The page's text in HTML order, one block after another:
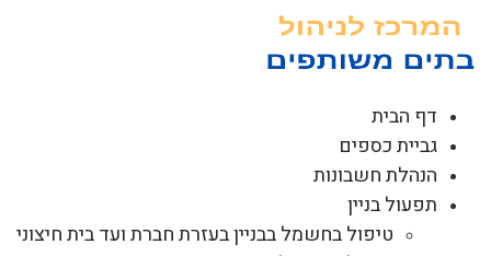
דף הבית
גביית כספים
הנהלת חשבונות
תפעול בניין
טיפול בחשמל בבניין בעזרת חברת ועד בית חיצוני